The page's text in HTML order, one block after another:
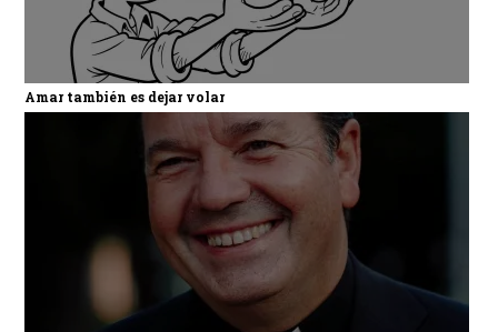
Amar también es dejar volar